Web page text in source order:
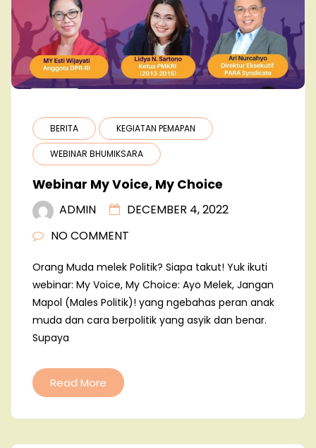
BERITA KEGIATAN PEMAPAN
WEBINAR BHUMIKSARA
Webinar My Voice, My Choice
ADMIN
DECEMBER 4, 2022
NO COMMENT
Orang Muda melek Politik? Siapa takut! Yuk ikuti
webinar: My Voice, My Choice: Ayo Melek, Jangan
Mapol (Males Politik)! yang ngebahas peran anak
muda dan cara berpolitik yang asyik dan benar.
Supaya
Read More